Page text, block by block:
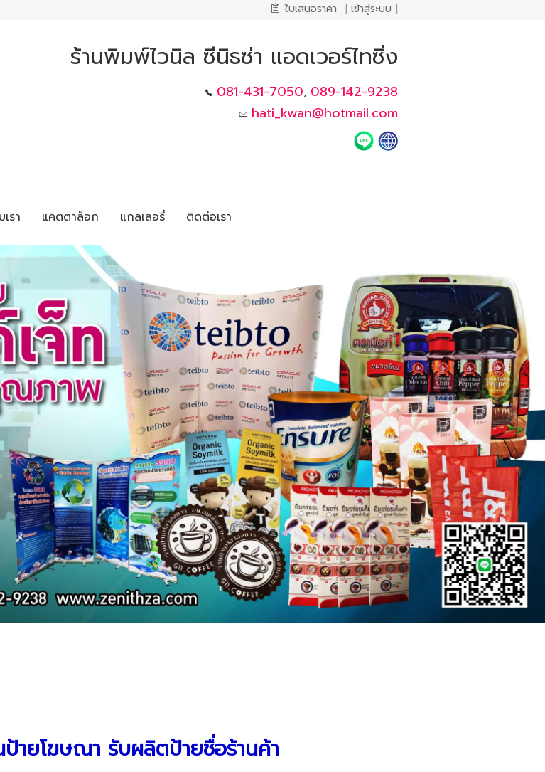
ใบเสนอราคา | เข้าสู่ระบบ |
ร้านพิมพ์ไวนิล ซีนิธซ่า แอดเวอร์ไทซิ่ง
081-431-7050, 089-142-9238
hati_kwan@hotmail.com
รา แคตตาล็อก แกลเลอรี่ ติดต่อเรา
ายโฆษณา รับผลิตป้ายชื่อร้านค้า